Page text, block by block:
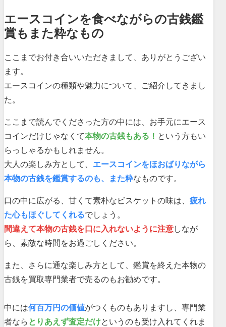
エースコインを食べながらの古銭鑑
賞もまた粋なもの
ここまでお付き合いいただきまして、ありがとうござい
ます。
エースコインの種類や魅力について、ご紹介してきまし
た。
ここまで読んでくださった方の中には、お手元にエース
コインだけじゃなくて本物の古銭もある！ という方もい
らっしゃるかもしれません。
大人の楽しみ方として、 エースコインをほおばりながら
本物の古銭を鑑賞するのも、また粋なものです。
口の中に広がる、甘くて素朴なビスケットの味は、 疲れ
た心もほぐしてくれるでしょう。
間違えて本物の古銭を口に入れないように注意しなが
ら、素敵な時間をお過ごしください。
また、さらに通な楽しみ方として、鑑賞を終えた本物の
古銭を買取専門業者で売るのもお勧めです。
中には何百万円の価値がつくものもありますし、専門業
者なら とりあえず査定だけというのも受け入れてくれま